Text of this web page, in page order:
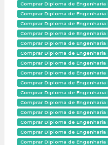
Comprar Diploma de Engenharia
Comprar Diploma de
Comprar Diploma de Engenharia
Comprar Diploma de Engenharia
Comprar Diploma de Engenharia
Comprar Diploma de Engenharia
Comprar Diploma de Engenharia
Comprar Diploma de Engenharia
Comprar Diploma de Engenharia
Comprar Diploma de Engenharia
Comprar Diploma de Engenharia
Comprar Diploma de Engenharia
Comprar Diploma de Engenharia
Comprar Diploma de Engenharia
Comprar Diploma de Engenharia